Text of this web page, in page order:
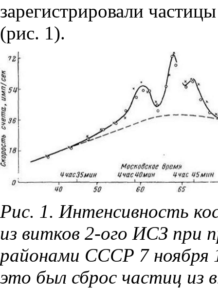
зарегистрировали
(рис. 1).
Рис. 1. Интенсивность
из витков 2-ого ИСЗ при
районами СССР 7 ноября
это был сброс частиц из